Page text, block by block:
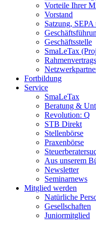
Vorteile Ihrer
Vorstand
Satzung, SEPA
Geschäftsstelle
SmaLeTax
Fortbildung
Service
SmaLeTax
Beratung &
Revolution: Q
STB Direkt
Stellenbörse
Praxenbörse
Aus unserem
Newsletter
Seminarnews
Mitglied werden
Natürliche
Gesellschaften
Juniormitglied